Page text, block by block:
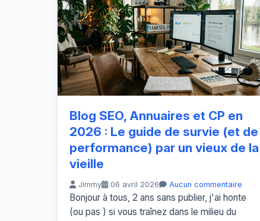
Blog SEO, Annuaires et CP en
2026 : Le guide de survie (et de
performance) par un vieux de la
vieille
Jimmy 06 avril 2026 Aucun commentaire
Bonjour à tous, 2 ans sans publier, j'ai honte
(ou pas ) si vous traînez dans le milieu du